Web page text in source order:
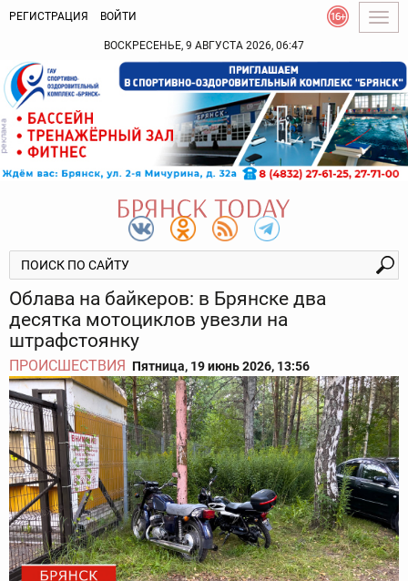
РЕГИСТРАЦИЯ ВОЙТИ
ВОСКРЕСЕНЬЕ, 9 АВГУСТА 2026, 06:47
Облава на байкеров: в Брянске два
десятка мотоциклов увезли на
штрафстоянку
ПРОИСШЕСТВИЯ Пятница, 19 июнь 2026, 13:56